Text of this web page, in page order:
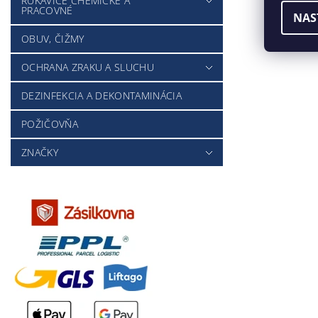
PRACOVNÉ
OBUV, ČIŽMY
OCHRANA ZRAKU A SLUCHU
DEZINFEKCIA A DEKONTAMINÁCIA
POŽIČOVŇA
ZNAČKY